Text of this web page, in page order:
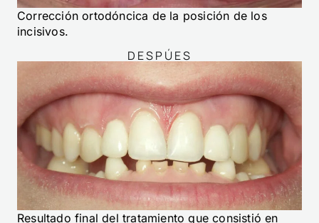
Corrección ortodóncica de la posición de los
incisivos.
DESPÚES
Resultado final del tratamiento que consistió en